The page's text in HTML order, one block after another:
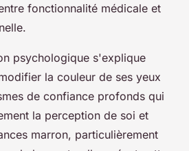
fonctionnalité médicale et
psychologique s'explique
la couleur de ses yeux
de confiance profonds qui
la perception de soi et
marron, particulièrement